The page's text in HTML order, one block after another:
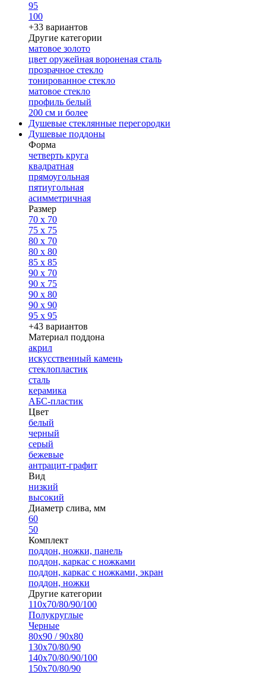
95
100
+33 вариантов
Другие категории
матовое золото
цвет оружейная вороненая сталь
прозрачное стекло
тонированное стекло
матовое стекло
профиль белый
200 см и более
Душевые стеклянные перегородки
Душевые поддоны
Форма
четверть круга
квадратная
прямоугольная
пятиугольная
асимметричная
Размер
70 x 70
75 x 75
80 x 70
80 x 80
85 x 85
90 x 70
90 x 75
90 x 80
90 x 90
95 x 95
+43 вариантов
Материал поддона
акрил
искусственный камень
стеклопластик
сталь
керамика
АБС-пластик
Цвет
белый
черный
серый
бежевые
антрацит-графит
Вид
низкий
высокий
Диаметр слива, мм
60
50
Комплект
поддон, ножки, панель
поддон, каркас с ножками
поддон, каркас с ножками, экран
поддон, ножки
Другие категории
110х70/80/90/100
Полукруглые
Черные
80х90 / 90х80
130х70/80/90
140х70/80/90/100
150х70/80/90